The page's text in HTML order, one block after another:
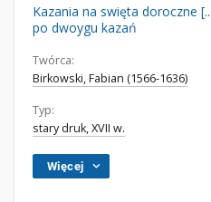
Kazania na swięta doroczne
po dwoygu kazań
Twórca:
Birkowski, Fabian (1566-1636)
Typ:
stary druk, XVII w.
Więcej